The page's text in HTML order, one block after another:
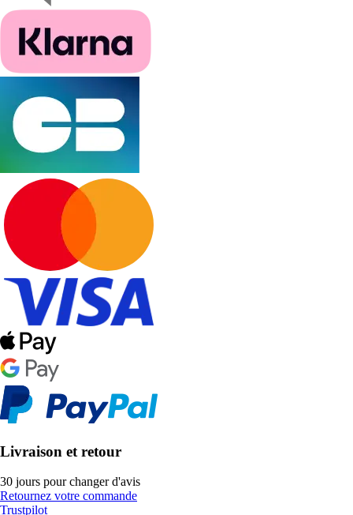
Livraison et retour
30 jours pour changer d'avis
Retournez votre commande
Trustpilot